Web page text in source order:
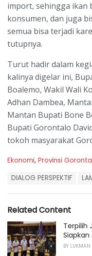
import, sehingga ikan
konsumen, dan juga
semua bisa terjadi
tutupnya.
Turut hadir dalam
kalinya digelar ini,
Boalemo, Wakil Wali
Adhan Dambea,
Mantan Bupati Bone
Bupati Gorontalo
tokoh masyarakat
C
r
i
s
:
Ekonomi, Provinsi
:
DIALOG PERSPEKTIF
Related Content
Terpilih
BY LUKMAN